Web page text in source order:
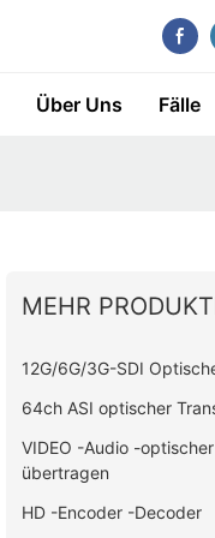
Über Uns Fälle
MEHR
12G/6G/3G-SDI
64ch ASI optischer
VIDEO -Audio -
übertragen
HD -Encoder -Decoder